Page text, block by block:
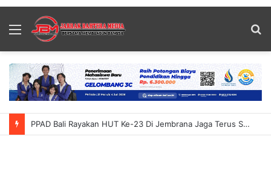
Menu
PPAD Bali Rayakan HUT Ke-23 Di Jembrana Jaga Terus Semangat Karya Bhakti Purnawirawan Dorong Sinergi Untuk Bangsa Dan Negara